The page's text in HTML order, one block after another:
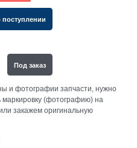
Под заказ
и фотографии запчасти, нужно
маркировку (фотографию) на
закажем оригинальную